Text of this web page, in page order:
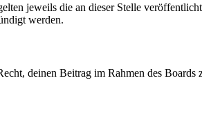
jeweils die an dieser Stelle
werden.
deinen Beitrag im Rahmen des Boards